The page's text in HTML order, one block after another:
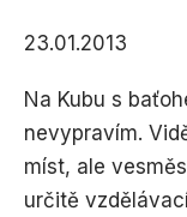
23.01.2013
Na Kubu s
nevypravím.
míst, ale
určitě